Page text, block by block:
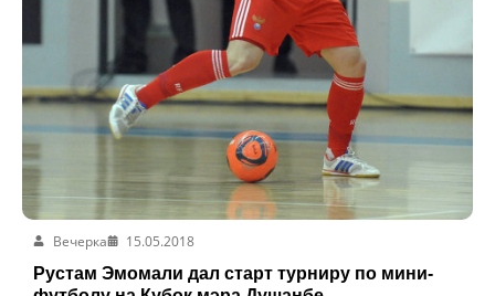
Вечерка
15.05.2018
Рустам Эмомали дал старт турниру по мини-